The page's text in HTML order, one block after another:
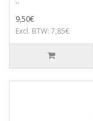
9,50€
Excl. BTW: 7,85€